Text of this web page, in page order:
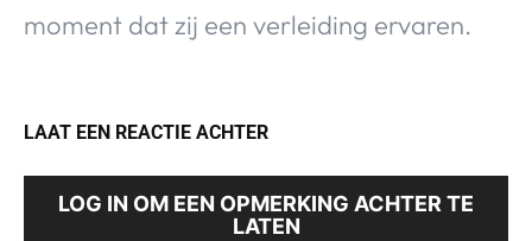
moment dat zij een verleiding ervaren.
LAAT EEN REACTIE ACHTER
LOG IN OM EEN OPMERKING ACHTER TE
LATEN